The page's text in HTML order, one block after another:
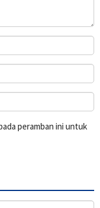
peramban ini untuk